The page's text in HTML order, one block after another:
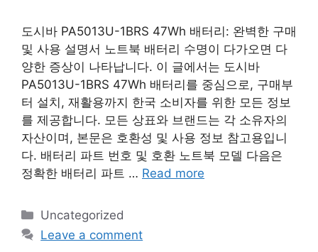
도시바 PA5013U-1BRS 47Wh 배터리: 완벽한 구매
및 사용 설명서 노트북 배터리 수명이 다가오면 다
양한 증상이 나타납니다. 이 글에서는 도시바
PA5013U-1BRS 47Wh 배터리를 중심으로, 구매부
터 설치, 재활용까지 한국 소비자를 위한 모든 정보
를 제공합니다. 모든 상표와 브랜드는 각 소유자의
자산이며, 본문은 호환성 및 사용 정보 참고용입니
다. 배터리 파트 번호 및 호환 노트북 모델 다음은
정확한 배터리 파트 … Read more
Categories
Uncategorized
Leave a comment